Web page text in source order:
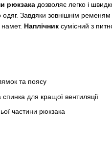
рюкзака дозволяє легко і
Завдяки зовнішнім ременям
Наплічниксумісний з
та поясу
спинка для кращої вентиляції
частини рюкзака